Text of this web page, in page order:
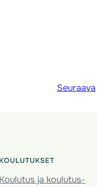
Seuraava
KOULUTUKSET
Koulutus ja koulutus­